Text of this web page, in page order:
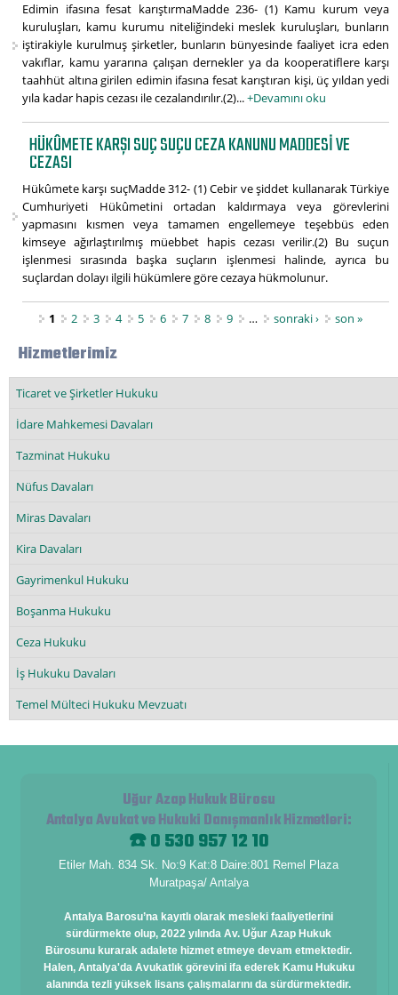
Edimin ifasına fesat karıştırmaMadde 236- (1) Kamu kurum veya
kuruluşları, kamu kurumu niteliğindeki meslek kuruluşları, bunların
iştirakiyle kurulmuş şirketler, bunların bünyesinde faaliyet icra eden
vakıflar, kamu yararına çalışan dernekler ya da kooperatiflere karşı
taahhüt altına girilen edimin ifasına fesat karıştıran kişi, üç yıldan yedi
yıla kadar hapis cezası ile cezalandırılır.(2)...+Devamını oku
HÜKÛMETE KARŞI SUÇ SUÇU CEZA KANUNU MADDESI VE
CEZASI
Hükûmete karşı suçMadde 312- (1) Cebir ve şiddet kullanarak Türkiye
Cumhuriyeti Hükûmetini ortadan kaldırmaya veya görevlerini
yapmasını kısmen veya tamamen engellemeye teşebbüs eden
kimseye ağırlaştırılmış müebbet hapis cezası verilir.(2) Bu suçun
işlenmesi sırasında başka suçların işlenmesi halinde, ayrıca bu
suçlardan dolayı ilgili hükümlere göre cezaya hükmolunur.
Sayfalar
1 2 3 4 5 6 7 8 9 … sonraki › son »
Hizmetlerimiz
Ticaret ve Şirketler Hukuku
İdare Mahkemesi Davaları
Tazminat Hukuku
Nüfus Davaları
Miras Davaları
Kira Davaları
Gayrimenkul Hukuku
Boşanma Hukuku
Ceza Hukuku
İş Hukuku Davaları
Temel Mülteci Hukuku Mevzuatı
Uğur Azap Hukuk Bürosu
Antalya Avukat ve Hukuki Danışmanlık Hizmetleri:
☎️ 0 530 957 12 10
Etiler Mah. 834 Sk. No:9 Kat:8 Daire:801 Remel Plaza
Muratpaşa/ Antalya
Antalya Barosu’na kayıtlı olarak mesleki faaliyetlerini
sürdürmekte olup, 2022 yılında Av. Uğur Azap Hukuk
Bürosunu kurarak adalete hizmet etmeye devam etmektedir.
Halen, Antalya'da Avukatlık görevini ifa ederek Kamu Hukuku
alanında tezli yüksek lisans çalışmalarını da sürdürmektedir.